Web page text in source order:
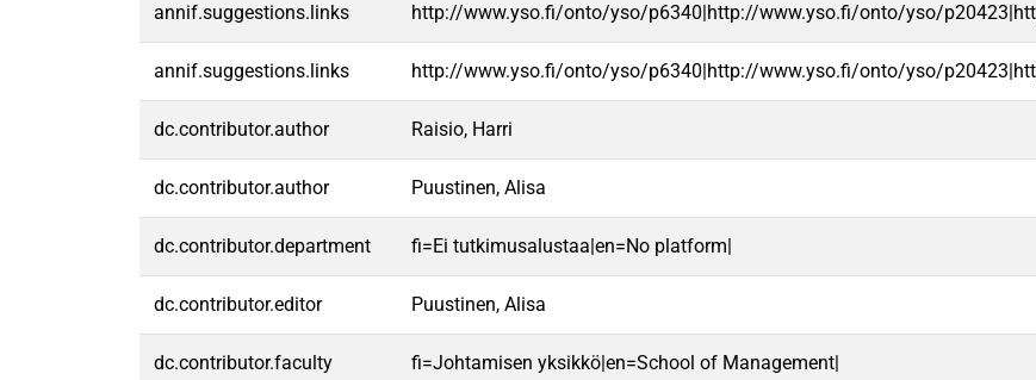
annif.suggestions.links http://www.yso.fi/onto/yso/p6340|http://www.yso.fi/onto/yso/
annif.suggestions.links http://www.yso.fi/onto/yso/p6340|http://www.yso.fi/onto/yso/
dc.contributor.author Raisio, Harri
dc.contributor.author Puustinen, Alisa
dc.contributor.department fi=Ei tutkimusalustaa|en=No platform|
dc.contributor.editor Puustinen, Alisa
dc.contributor.faculty fi=Johtamisen yksikkö|en=School of Management|